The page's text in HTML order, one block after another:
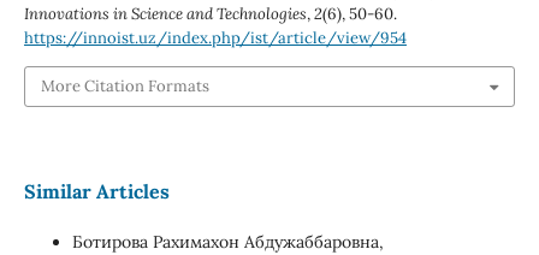
Innovations in Science and Technologies,2(6), 50-60.
https://innoist.uz/index.php/ist/article/view/954
More Citation Formats
Similar Articles
Ботирова Рахимахон Абдужаббаровна,